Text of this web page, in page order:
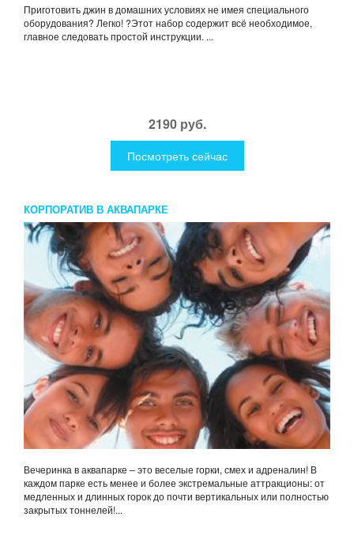
Приготовить джин в домашних условиях не имея специального
оборудования? Легко! ?Этот набор содержит всё необходимое,
главное следовать простой инструкции. ...
2190 руб.
Посмотреть сейчас
КОРПОРАТИВ В АКВАПАРКЕ
Вечеринка в аквапарке – это веселые горки, смех и адреналин! В
каждом парке есть менее и более экстремальные аттракционы: от
медленных и длинных горок до почти вертикальных или полностью
закрытых тоннелей!...